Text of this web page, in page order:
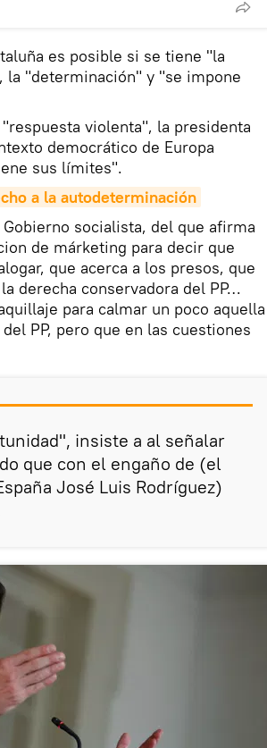
es posible si se tiene "la
"determinación" y "se impone
violenta", la presidenta
democrático de Europa
sus límites".
a la autodeterminación
socialista, del que afirma
de márketing para decir que
que acerca a los presos, que
derecha conservadora del PP…
para calmar un poco aquella
PP, pero que en las cuestiones
insiste a al señalar
que con el engaño de (el
José Luis Rodríguez)